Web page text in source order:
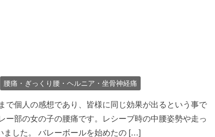
腰痛・ぎっくり腰・ヘルニア・坐骨神経痛
で個人の感想であり、皆様に同じ効果が出るという事で
ー部の女の子の腰痛です。レシーブ時の中腰姿勢や走っ
ました。 バレーボールを始めたの […]